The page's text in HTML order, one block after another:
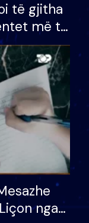
të gjitha
më të
Do më
nga